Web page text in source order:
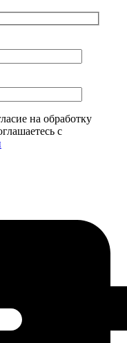
на обработку
с